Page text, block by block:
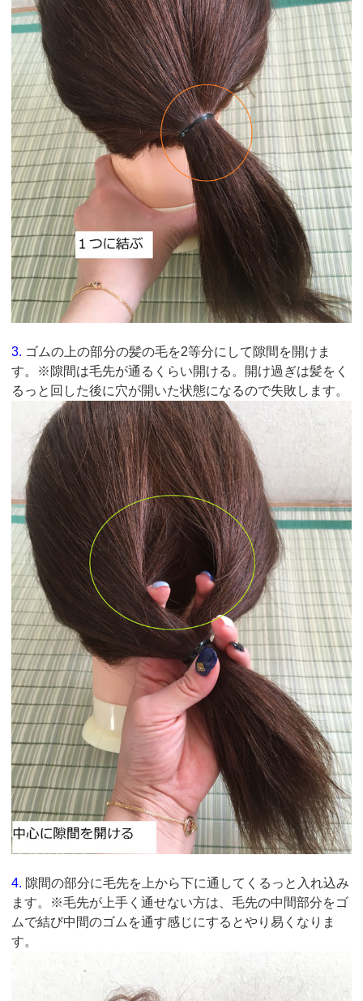
3. ゴムの上の部分の髪の毛を2等分にして隙間を開けま
す。※隙間は毛先が通るくらい開ける。開け過ぎは髪をく
るっと回した後に穴が開いた状態になるので失敗します。
4. 隙間の部分に毛先を上から下に通してくるっと入れ込み
ます。※毛先が上手く通せない方は、毛先の中間部分をゴ
ムで結び中間のゴムを通す感じにするとやり易くなりま
す。